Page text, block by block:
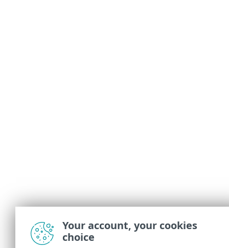
Your account, your cookies
choice